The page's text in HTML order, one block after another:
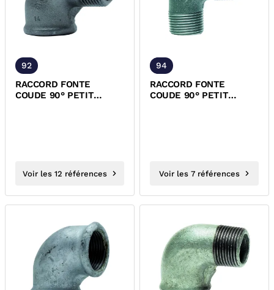
92
RACCORD FONTE
COUDE 90° PETIT
Voir les 12 références
94
RACCORD FONTE
COUDE 90° PETIT
Voir les 7 références